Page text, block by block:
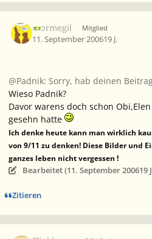
mormegil Mitglied
11. September 200619 J.
@Padnik: Sorry, hab deinen
Wieso Padnik?
Davor warens doch schon
gesehn hatte
Ich denke heute kann man wirklich
von 9/11 zu denken! Diese Bilder und
ganzes leben nicht vergessen !
Bearbeitet (11. September 200619
Zitieren